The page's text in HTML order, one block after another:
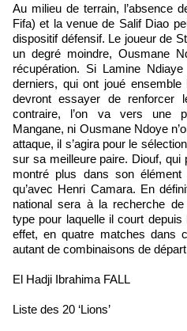
Au milieu de terrain, l’absence
Fifa) et la venue de Salif Diao
dispositif défensif. Le joueur de
un degré moindre, Ousmane
récupération. Si Lamine
derniers, qui ont joué ensemble
devront essayer de renforcer
contraire, l’on va vers une
Mangane, ni Ousmane Ndoye
attaque, il s’agira pour le
sur sa meilleure paire. Diouf, qui
montré plus dans son
qu’avec Henri Camara. En
national sera à la recherche de
type pour laquelle il court
effet, en quatre matches dans
autant de combinaisons de
El Hadji Ibrahima FALL
Liste des 20 ‘Lions’